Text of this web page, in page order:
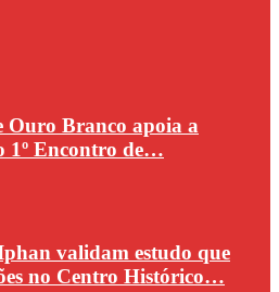
Ouro Branco apoia a
1º Encontro de…
validam estudo que
no Centro Histórico…